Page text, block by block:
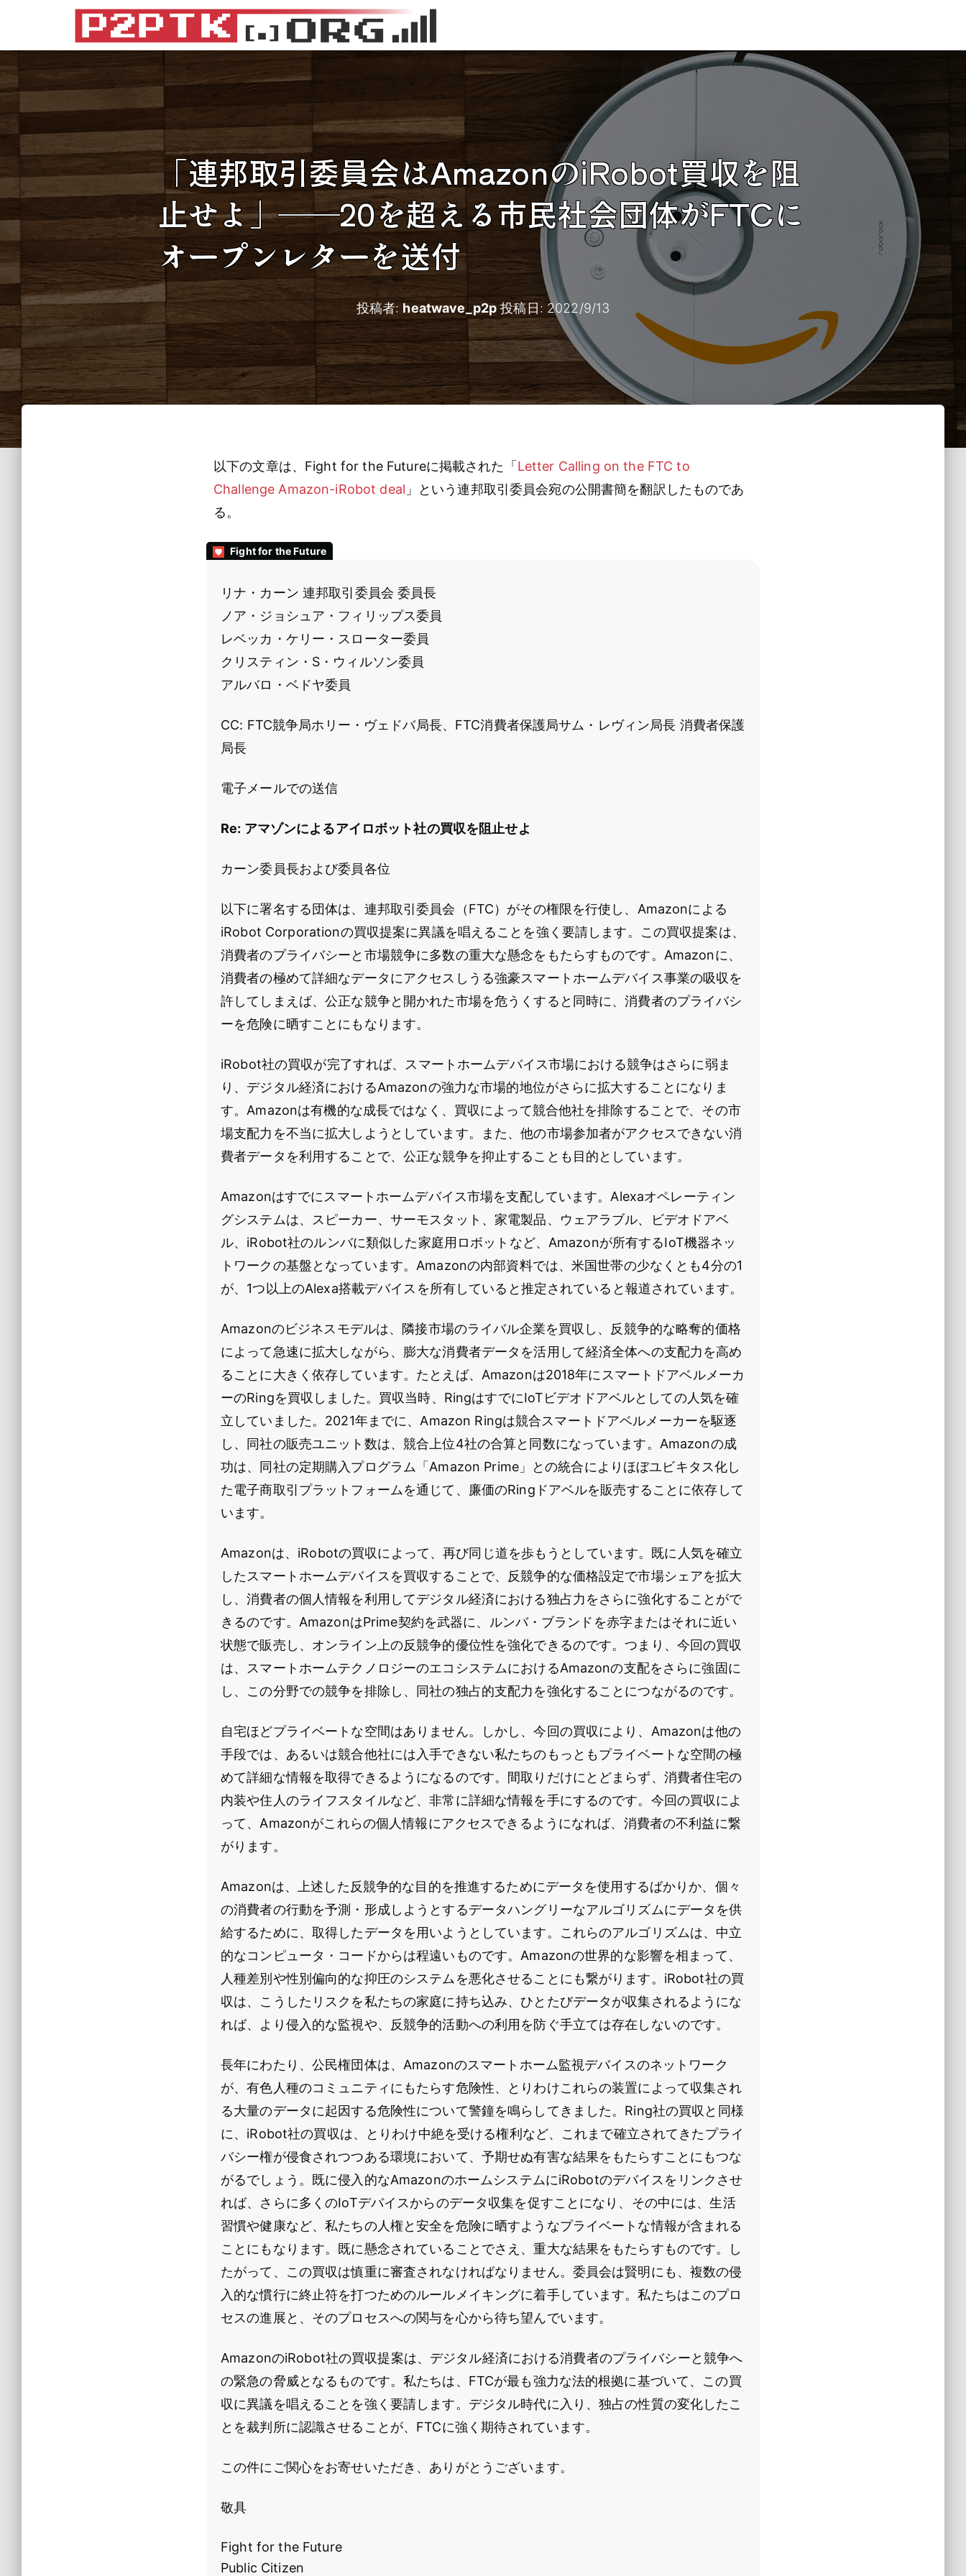
「連邦取引委員会はAmazonのiRobot買収を阻
止せよ」――20を超える市民社会団体がFTCに
オープンレターを送付
投稿者: heatwave_p2p投稿日: 2022/9/13
以下の文章は、Fight for the Futureに掲載された「 Letter Calling on the FTC to
Challenge Amazon-iRobot deal 」という連邦取引委員会宛の公開書簡を翻訳したものであ
る。
Fight for the Future
リナ・カーン 連邦取引委員会 委員長
ノア・ジョシュア・フィリップス委員
レベッカ・ケリー・スローター委員
クリスティン・S・ウィルソン委員
アルバロ・ベドヤ委員
CC: FTC競争局ホリー・ヴェドバ局長、FTC消費者保護局サム・レヴィン局長 消費者保護
局長
電子メールでの送信
Re: アマゾンによるアイロボット社の買収を阻止せよ
カーン委員長および委員各位
以下に署名する団体は、連邦取引委員会（FTC）がその権限を行使し、Amazonによる
iRobot Corporationの買収提案に異議を唱えることを強く要請します。この買収提案は、
消費者のプライバシーと市場競争に多数の重大な懸念をもたらすものです。Amazonに、
消費者の極めて詳細なデータにアクセスしうる強豪スマートホームデバイス事業の吸収を
許してしまえば、公正な競争と開かれた市場を危うくすると同時に、消費者のプライバシ
ーを危険に晒すことにもなります。
iRobot社の買収が完了すれば、スマートホームデバイス市場における競争はさらに弱ま
り、デジタル経済におけるAmazonの強力な市場的地位がさらに拡大することになりま
す。Amazonは有機的な成長ではなく、買収によって競合他社を排除することで、その市
場支配力を不当に拡大しようとしています。また、他の市場参加者がアクセスできない消
費者データを利用することで、公正な競争を抑止することも目的としています。
Amazonはすでにスマートホームデバイス市場を支配しています。Alexaオペレーティン
グシステムは、スピーカー、サーモスタット、家電製品、ウェアラブル、ビデオドアベ
ル、iRobot社のルンバに類似した家庭用ロボットなど、Amazonが所有するIoT機器ネッ
トワークの基盤となっています。Amazonの内部資料では、米国世帯の少なくとも4分の1
が、1つ以上のAlexa搭載デバイスを所有していると推定されていると報道されています。
Amazonのビジネスモデルは、隣接市場のライバル企業を買収し、反競争的な略奪的価格
によって急速に拡大しながら、膨大な消費者データを活用して経済全体への支配力を高め
ることに大きく依存しています。たとえば、Amazonは2018年にスマートドアベルメーカ
ーのRingを買収しました。買収当時、RingはすでにIoTビデオドアベルとしての人気を確
立していました。2021年までに、Amazon Ringは競合スマートドアベルメーカーを駆逐
し、同社の販売ユニット数は、競合上位4社の合算と同数になっています。Amazonの成
功は、同社の定期購入プログラム「Amazon Prime」との統合によりほぼユビキタス化し
た電子商取引プラットフォームを通じて、廉価のRingドアベルを販売することに依存して
います。
Amazonは、iRobotの買収によって、再び同じ道を歩もうとしています。既に人気を確立
したスマートホームデバイスを買収することで、反競争的な価格設定で市場シェアを拡大
し、消費者の個人情報を利用してデジタル経済における独占力をさらに強化することがで
きるのです。AmazonはPrime契約を武器に、ルンバ・ブランドを赤字またはそれに近い
状態で販売し、オンライン上の反競争的優位性を強化できるのです。つまり、今回の買収
は、スマートホームテクノロジーのエコシステムにおけるAmazonの支配をさらに強固に
し、この分野での競争を排除し、同社の独占的支配力を強化することにつながるのです。
自宅ほどプライベートな空間はありません。しかし、今回の買収により、Amazonは他の
手段では、あるいは競合他社には入手できない私たちのもっともプライベートな空間の極
めて詳細な情報を取得できるようになるのです。間取りだけにとどまらず、消費者住宅の
内装や住人のライフスタイルなど、非常に詳細な情報を手にするのです。今回の買収によ
って、Amazonがこれらの個人情報にアクセスできるようになれば、消費者の不利益に繋
がります。
Amazonは、上述した反競争的な目的を推進するためにデータを使用するばかりか、個々
の消費者の行動を予測・形成しようとするデータハングリーなアルゴリズムにデータを供
給するために、取得したデータを用いようとしています。これらのアルゴリズムは、中立
的なコンピュータ・コードからは程遠いものです。Amazonの世界的な影響を相まって、
人種差別や性別偏向的な抑圧のシステムを悪化させることにも繋がります。iRobot社の買
収は、こうしたリスクを私たちの家庭に持ち込み、ひとたびデータが収集されるようにな
れば、より侵入的な監視や、反競争的活動への利用を防ぐ手立ては存在しないのです。
長年にわたり、公民権団体は、Amazonのスマートホーム監視デバイスのネットワーク
が、有色人種のコミュニティにもたらす危険性、とりわけこれらの装置によって収集され
る大量のデータに起因する危険性について警鐘を鳴らしてきました。Ring社の買収と同様
に、iRobot社の買収は、とりわけ中絶を受ける権利など、これまで確立されてきたプライ
バシー権が侵食されつつある環境において、予期せぬ有害な結果をもたらすことにもつな
がるでしょう。既に侵入的なAmazonのホームシステムにiRobotのデバイスをリンクさせ
れば、さらに多くのIoTデバイスからのデータ収集を促すことになり、その中には、生活
習慣や健康など、私たちの人権と安全を危険に晒すようなプライベートな情報が含まれる
ことにもなります。既に懸念されていることでさえ、重大な結果をもたらすものです。し
たがって、この買収は慎重に審査されなければなりません。委員会は賢明にも、複数の侵
入的な慣行に終止符を打つためのルールメイキングに着手しています。私たちはこのプロ
セスの進展と、そのプロセスへの関与を心から待ち望んでいます。
AmazonのiRobot社の買収提案は、デジタル経済における消費者のプライバシーと競争へ
の緊急の脅威となるものです。私たちは、FTCが最も強力な法的根拠に基づいて、この買
収に異議を唱えることを強く要請します。デジタル時代に入り、独占の性質の変化したこ
とを裁判所に認識させることが、FTCに強く期待されています。
この件にご関心をお寄せいただき、ありがとうございます。
敬具
Fight for the Future
Public Citizen